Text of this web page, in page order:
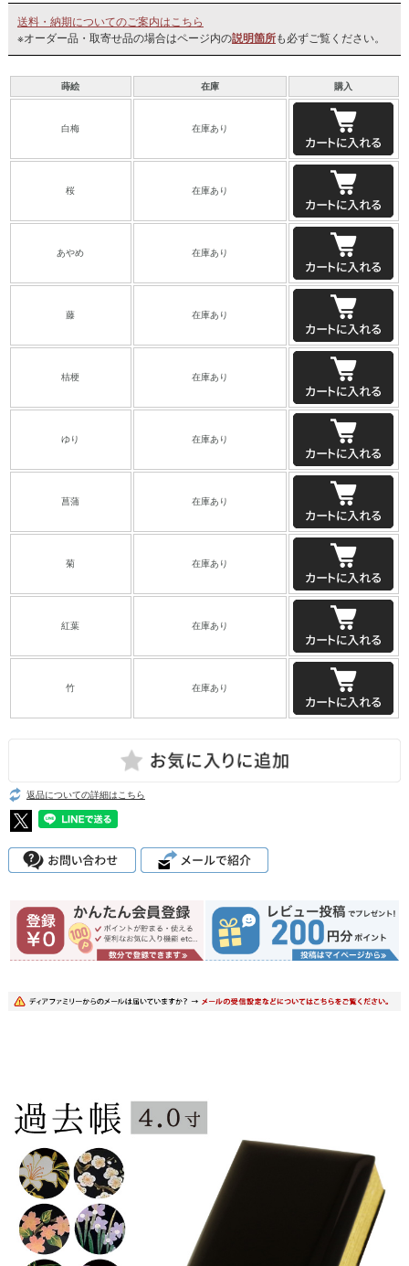
送料・納期についてのご案内はこちら
※オーダー品・取寄せ品の場合はページ内の説明箇所も必ずご覧ください。
蒔絵 在庫 購入
白梅 在庫あり
桜 在庫あり
あやめ 在庫あり
藤 在庫あり
桔梗 在庫あり
ゆり 在庫あり
菖蒲 在庫あり
菊 在庫あり
紅葉 在庫あり
竹 在庫あり
返品についての詳細はこちら